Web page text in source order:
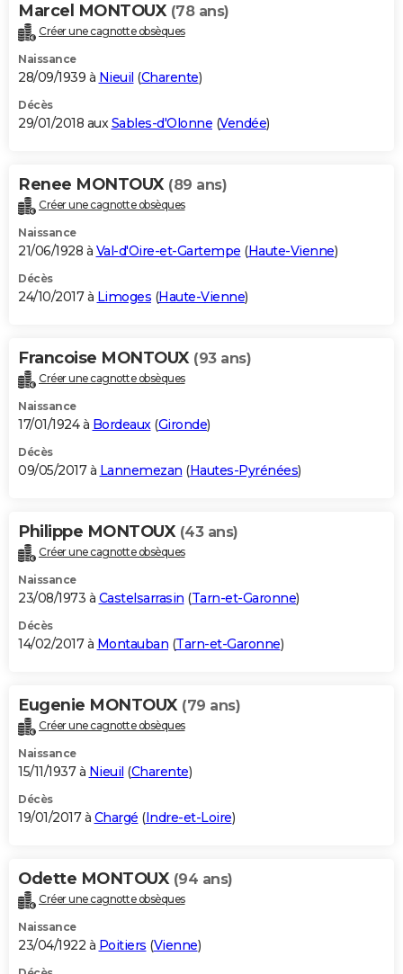
Marcel MONTOUX (78 ans)
Créer une cagnotte obsèques
Naissance
28/09/1939 à Nieuil (Charente)
Décès
29/01/2018 auxSables-d'Olonne (Vendée)
Renee MONTOUX (89 ans)
Créer une cagnotte obsèques
Naissance
21/06/1928 à Val-d'Oire-et-Gartempe (Haute-Vienne)
Décès
24/10/2017 à Limoges (Haute-Vienne)
Francoise MONTOUX (93 ans)
Créer une cagnotte obsèques
Naissance
17/01/1924 à Bordeaux(Gironde)
Décès
09/05/2017 à Lannemezan (Hautes-Pyrénées)
Philippe MONTOUX (43 ans)
Créer une cagnotte obsèques
Naissance
23/08/1973 à Castelsarrasin (Tarn-et-Garonne)
Décès
14/02/2017 à Montauban (Tarn-et-Garonne)
Eugenie MONTOUX (79 ans)
Créer une cagnotte obsèques
Naissance
15/11/1937 à Nieuil (Charente)
Décès
19/01/2017 à Chargé (Indre-et-Loire)
Odette MONTOUX (94 ans)
Créer une cagnotte obsèques
Naissance
23/04/1922 à Poitiers (Vienne)